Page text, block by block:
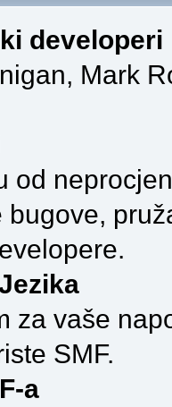
developeri
Mark
od
bugove,
za vaše
SMF.
a